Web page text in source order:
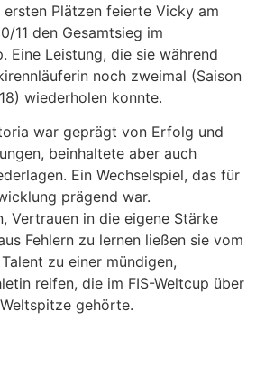
Plätzen feierte Vicky am
11 den Gesamtsieg im
Eine Leistung, die sie während
noch zweimal (Saison
wiederholen konnte.
war geprägt von Erfolg und
beinhaltete aber auch
Ein Wechselspiel, das für
prägend war.
Vertrauen in die eigene Stärke
Fehlern zu lernen ließen sie vom
zu einer mündigen,
reifen, die im FIS-Weltcup über
gehörte.